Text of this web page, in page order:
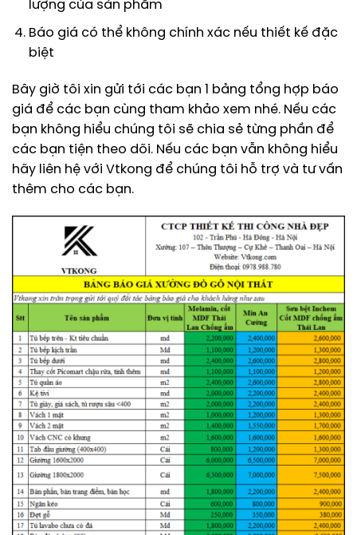
lượng của sản phẩm
Báo giá có thể không chính xác nếu thiết kế đặc
biệt
Bây giờ tôi xin gửi tới các bạn 1 bảng tổng hợp báo
giá để các bạn cùng tham khảo xem nhé. Nếu các
bạn không hiểu chúng tôi sẽ chia sẻ từng phần để
các bạn tiện theo dõi. Nếu các bạn vẫn không hiểu
hãy liên hệ với Vtkong để chúng tôi hỗ trợ và tư vấn
thêm cho các bạn.